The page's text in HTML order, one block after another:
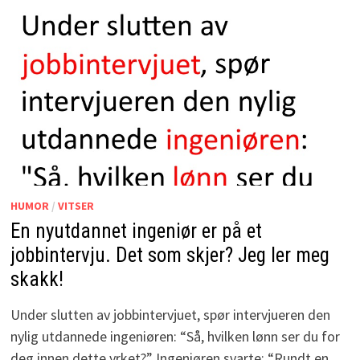
HUMOR/ VITSER
En nyutdannet ingeniør er på et
jobbintervju. Det som skjer? Jeg ler meg
skakk!
Under slutten av jobbintervjuet, spør intervjueren den
nylig utdannede ingeniøren: “Så, hvilken lønn ser du for